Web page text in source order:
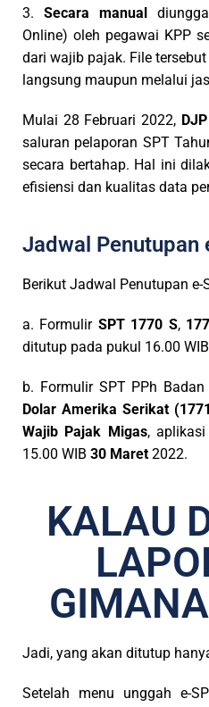
3. Secara manual
Online) oleh pegawai KPP
dari wajib pajak. File
langsung maupun melalui
Mulai 28 Februari 2022,
saluran pelaporan SPT
secara bertahap. Hal ini
efisiensi dan kualitas data
Jadwal Penutupan
Berikut Jadwal Penutupan e-
a. Formulir SPT 1770 S,
ditutup pada pukul 16.00 WIB
b. Formulir SPT PPh
Dolar Amerika Serikat
Wajib Pajak Migas,
15.00 WIB 30 Maret 2022.
KALAU
Jadi, yang akan ditutup
Setelah menu unggah e-